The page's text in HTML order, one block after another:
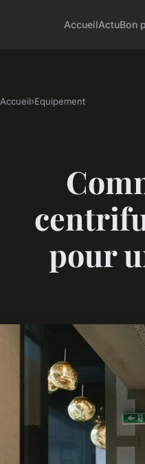
AccueilActuBon
Accueil›Equipement
pour